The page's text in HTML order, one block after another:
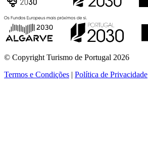
© Copyright Turismo de Portugal 2026
Termos e Condições | Política de Privacidade